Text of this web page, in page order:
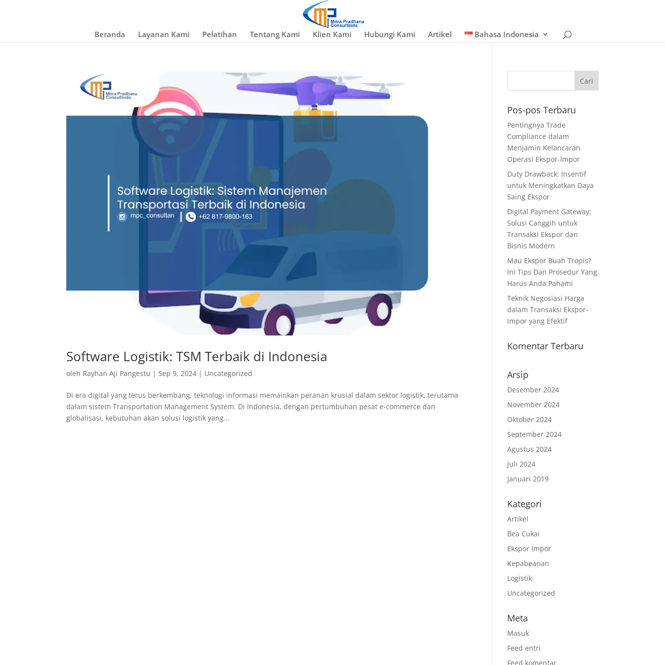
Beranda Layanan Kami Pelatihan Tentang Kami Klien Kami Hubungi Kami Artikel Bahasa Indonesia
Software Logistik: TSM Terbaik di Indonesia
oleh Rayhan Aji Pangestu |Sep 9, 2024 | Uncategorized
Di era digital yang terus berkembang, teknologi informasi memainkan peranan krusial dalam sektor logistik, terutama
dalam sistem Transportation Management System. Di Indonesia, dengan pertumbuhan pesat e-commerce dan
globalisasi, kebutuhan akan solusi logistik yang...
Pos-pos Terbaru
Pentingnya Trade
Compliance dalam
Menjamin Kelancaran
Operasi Ekspor-Impor
Duty Drawback: Insentif
untuk Meningkatkan Daya
Saing Ekspor
Digital Payment Gateway:
Solusi Canggih untuk
Transaksi Ekspor dan
Bisnis Modern
Mau Ekspor Buah Tropis?
Ini Tips Dan Prosedur Yang
Harus Anda Pahami
Teknik Negosiasi Harga
dalam Transaksi Ekspor-
Impor yang Efektif
Komentar Terbaru
Arsip
Desember 2024
November 2024
Oktober 2024
September 2024
Agustus 2024
Juli 2024
Januari 2019
Kategori
Artikel
Bea Cukai
Ekspor Impor
Kepabeanan
Logistik
Uncategorized
Meta
Masuk
Feed entri
Feed komentar